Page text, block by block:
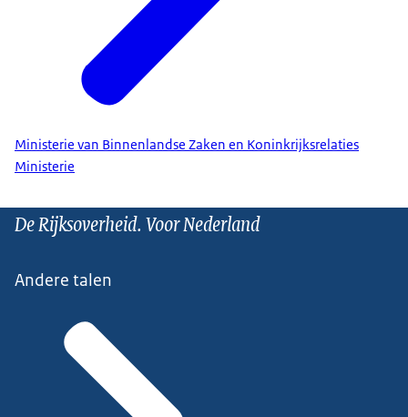
Ministerie van Binnenlandse Zaken en Koninkrijksrelaties
Ministerie
De Rijksoverheid. Voor Nederland
Andere talen